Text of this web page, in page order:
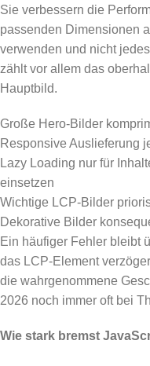
Sie verbessern die
passenden Dimensionen
verwenden und nicht
zählt vor allem das
Hauptbild.
Große Hero-Bilder
Responsive Auslieferung
Lazy Loading nur für
einsetzen
Wichtige LCP-Bilder
Dekorative Bilder
Ein häufiger Fehler bleibt
das LCP-Element
die wahrgenommene
2026 noch immer oft bei
Wie stark bremst